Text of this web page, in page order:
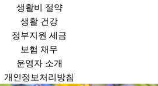
생활비 절약
생활 건강
정부지원 세금
보험 채무
운영자 소개
개인정보처리방침